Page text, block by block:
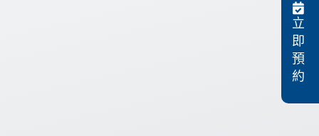
立
即
預
約